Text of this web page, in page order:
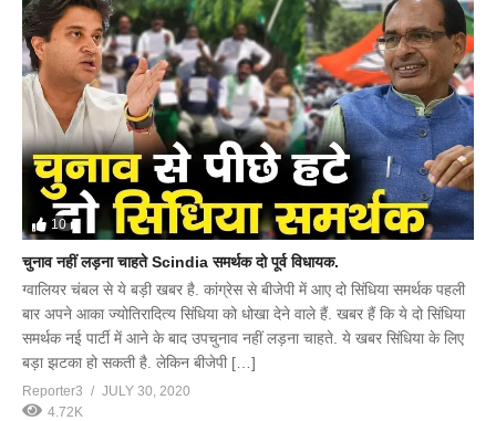
10
चुनाव नहीं लड़ना चाहते Scindia समर्थक दो पूर्व विधायक.
ग्वालियर चंबल से ये बड़ी खबर है. कांग्रेस से बीजेपी में आए दो सिंधिया समर्थक पहली
बार अपने आका ज्योतिरादित्य सिंधिया को धोखा देने वाले हैं. खबर हैं कि ये दो सिंधिया
समर्थक नई पार्टी में आने के बाद उपचुनाव नहीं लड़ना चाहते. ये खबर सिंधिया के लिए
बड़ा झटका हो सकती है. लेकिन बीजेपी […]
Reporter3
JULY 30, 2020
4.72K